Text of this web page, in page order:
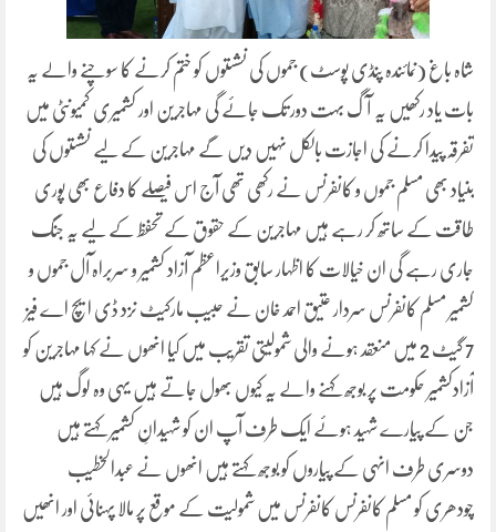
شاہ باغ (نمائندہ پنڈی پوسٹ) جموں کی نشستوں کو ختم کرنے کا سوچنے والے یہ
بات یاد رکھیں یہ آگ بہت دور تک جائے گی مہاجرین اور کشمیری کمیونٹی میں
تفرقہ پیدا کرنے کی اجازت بالکل نہیں دیں گے مہاجرین کے لیے نشستوں کی
بنیاد بھی مسلم جموں و کانفرنس نے رکھی تھی آج اس فیصلے کا دفاع بھی پوری
طاقت کے ساتھ کر رہے ہیں مہاجرین کے حقوق کے تحفظ کے لیے یہ جنگ
جاری رہے گی ان خیالات کا اظہار سابق وزیراعظم آزاد کشمیر و سربراہ آل جموں و
کشمیر مسلم کانفرنس سردار عتیق احمد خان نے حبیب مارکیٹ نزد ڈی ایچ اے فیز
7 گیٹ 2 میں منعقد ہونے والی شمولیتی تقریب میں کیا انھوں نے کہا مہاجرین کو
آزادکشمیر حکومت پر بوجھ کہنے والے یہ کیوں بھول جاتے ہیں یہی وہ لوگ ہیں
جن کے پیارے شہید ہوئے ایک طرف آپ ان کو شہیدانِ کشمیر کہتے ہیں
دوسری طرف انہی کے پیاروں کو بوجھ کہتے ہیں انھوں نے عبدالخطیب
چودھری کو مسلم کانفرنس کانفرنس میں شمولیت کے موقع پر مالا پہنائی اور انھیں